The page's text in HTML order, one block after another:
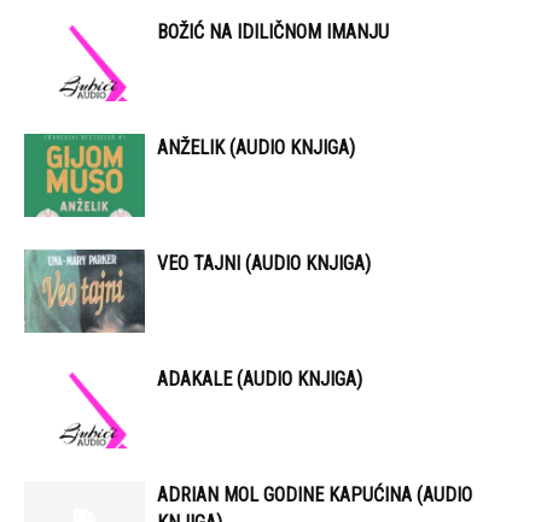
BOŽIĆ NA IDILIČNOM IMANJU
ANŽELIK (AUDIO KNJIGA)
VEO TAJNI (AUDIO KNJIGA)
ADAKALE (AUDIO KNJIGA)
ADRIAN MOL GODINE KAPUĆINA (AUDIO